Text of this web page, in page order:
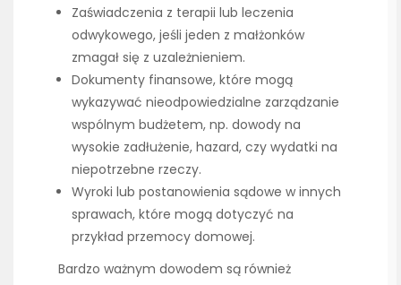
Zaświadczenia z terapii lub leczenia
odwykowego, jeśli jeden z małżonków
zmagał się z uzależnieniem.
Dokumenty finansowe, które mogą
wykazywać nieodpowiedzialne zarządzanie
wspólnym budżetem, np. dowody na
wysokie zadłużenie, hazard, czy wydatki na
niepotrzebne rzeczy.
Wyroki lub postanowienia sądowe w innych
sprawach, które mogą dotyczyć na
przykład przemocy domowej.
Bardzo ważnym dowodem są również